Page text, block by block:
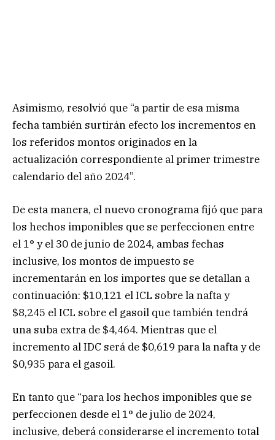
Asimismo, resolvió que “a partir de esa misma
fecha también surtirán efecto los incrementos en
los referidos montos originados en la
actualización correspondiente al primer trimestre
calendario del año 2024”.
De esta manera, el nuevo cronograma fijó que para
los hechos imponibles que se perfeccionen entre
el 1° y el 30 de junio de 2024, ambas fechas
inclusive, los montos de impuesto se
incrementarán en los importes que se detallan a
continuación: $10,121 el ICL sobre la nafta y
$8,245 el ICL sobre el gasoil que también tendrá
una suba extra de $4,464. Mientras que el
incremento al IDC será de $0,619 para la nafta y de
$0,935 para el gasoil.
En tanto que “para los hechos imponibles que se
perfeccionen desde el 1° de julio de 2024,
inclusive, deberá considerarse el incremento total